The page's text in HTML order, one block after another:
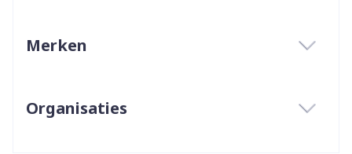
Merken
Organisaties